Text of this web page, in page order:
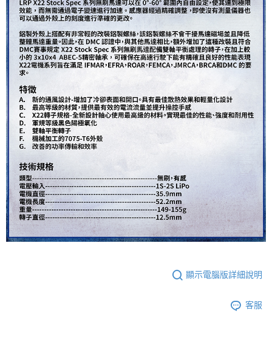
7-11取貨付款
每筆NT$60，滿NT$3,000(含以上)免運費
新竹貨運
每筆NT$80，滿NT$3,000(含以上)免運費
黑貓宅配通
每筆NT$150，滿NT$3,000(含以上)免運費
郵局包裹
每筆NT$60，滿NT$3,000(含以上)免運費
顯示電腦版詳細說明
客服